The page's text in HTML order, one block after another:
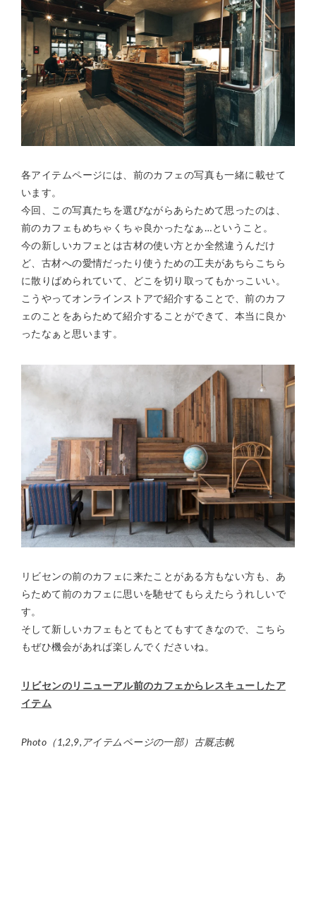
各アイテムページには、前のカフェの写真も一緒に載せて
います。
今回、この写真たちを選びながらあらためて思ったのは、
前のカフェもめちゃくちゃ良かったなぁ…ということ。
今の新しいカフェとは古材の使い方とか全然違うんだけ
ど、古材への愛情だったり使うための工夫があちらこちら
に散りばめられていて、どこを切り取ってもかっこいい。
こうやってオンラインストアで紹介することで、前のカフ
ェのことをあらためて紹介することができて、本当に良か
ったなぁと思います。
リビセンの前のカフェに来たことがある方もない方も、あ
らためて前のカフェに思いを馳せてもらえたらうれしいで
す。
そして新しいカフェもとてもとてもすてきなので、こちら
もぜひ機会があれば楽しんでくださいね。
リビセンのリニューアル前のカフェからレスキューしたア
イテム
Photo（1,2,9,アイテムページの一部）古厩志帆